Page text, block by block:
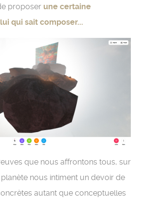
proposer une certaine
qui sait composer...
que nous affrontons tous, sur
nous intiment un devoir de
autant que conceptuelles